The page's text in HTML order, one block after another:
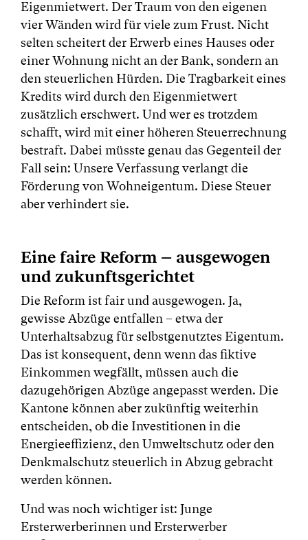
Eigenmietwert. Der Traum von den eigenen
vier Wänden wird für viele zum Frust. Nicht
selten scheitert der Erwerb eines Hauses oder
einer Wohnung nicht an der Bank, sondern an
den steuerlichen Hürden. Die Tragbarkeit eines
Kredits wird durch den Eigenmietwert
zusätzlich erschwert. Und wer es trotzdem
schafft, wird mit einer höheren Steuerrechnung
bestraft. Dabei müsste genau das Gegenteil der
Fall sein: Unsere Verfassung verlangt die
Förderung von Wohneigentum. Diese Steuer
aber verhindert sie.
Eine faire Reform – ausgewogen
und zukunftsgerichtet
Die Reform ist fair und ausgewogen. Ja,
gewisse Abzüge entfallen – etwa der
Unterhaltsabzug für selbstgenutztes Eigentum.
Das ist konsequent, denn wenn das fiktive
Einkommen wegfällt, müssen auch die
dazugehörigen Abzüge angepasst werden. Die
Kantone können aber zukünftig weiterhin
entscheiden, ob die Investitionen in die
Energieeffizienz, den Umweltschutz oder den
Denkmalschutz steuerlich in Abzug gebracht
werden können.
Und was noch wichtiger ist: Junge
Ersterwerberinnen und Ersterwerber